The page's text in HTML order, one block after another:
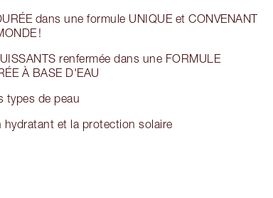
dans une formule UNIQUE et CONVENANT
!
renfermée dans une FORMULE
À BASE D'EAU
types de peau
hydratant et la protection solaire